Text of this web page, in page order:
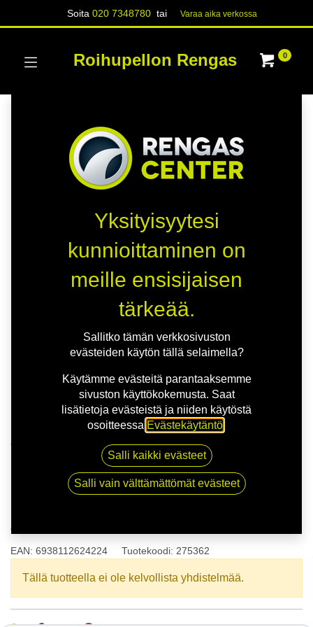
Soita020 7348780 tai Varaa aika verk​​​​ossa
Roihupellon Rengas 0
165/70R13 79T WESTLAKE Z107
165/70R13 79T WESTLAKE
Z107
EAN: 6938112624224 Tuotekoodi: 275362
Tällä tuotteella ei ole kelvollista yhdistelmää.
Yksityisyytesi
kunnioittaminen on
meille ensisijaisen
tärkeää.
Sallitko tämän verkkosivuston
evästeiden käytön tällä selaimella?
Käytämme evästeitä parantaaksemme
sivuston käyttökokemusta. Saat
lisätietoja evästeistä ja niiden käytöstä
osoitteessa Evästekäytäntö
Salli kaikki evästeet
Salli vain välttämättömät evästeet